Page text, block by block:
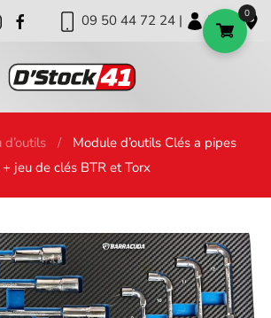
09 50 44 72 24 | | |
Module d’outils Clés a pipes
jeu de clés BTR et Torx
0